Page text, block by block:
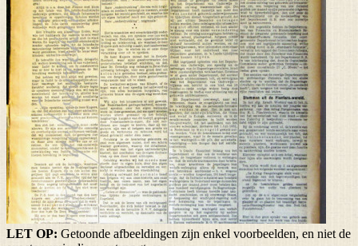
LET OP: Getoonde afbeeldingen zijn enkel voorbeelden, en niet de